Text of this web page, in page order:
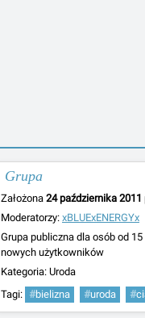
Grupa
Założona 24 października 2011
Moderatorzy: xBLUExENERGYx
Grupa publiczna dla osób od
nowych użytkowników
Kategoria: Uroda
Tagi: #bielizna #uroda #